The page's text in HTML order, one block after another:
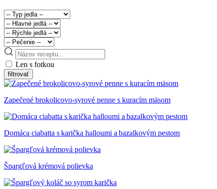
Len s fotkou
Zapečené brokolicovo-syrové penne s kuracím mäsom
Domáca ciabatta s karička halloumi a bazalkovým pestom
Špargľová krémová polievka